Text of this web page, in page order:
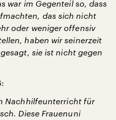
war im Gegenteil so, dass
das sich nicht
oder weniger offensiv
haben wir seinerzeit
sie ist nicht gegen
Nachhilfeunterricht für
Diese Frauenuni